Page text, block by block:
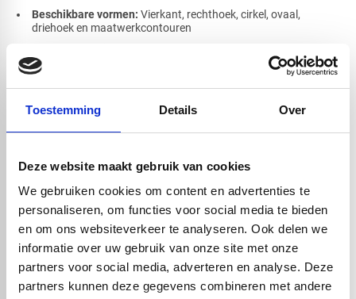
Toestemming Details Over
Deze website maakt gebruik van cookies
We gebruiken cookies om content en advertenties te
personaliseren, om functies voor social media te bieden
en om ons websiteverkeer te analyseren. Ook delen we
informatie over uw gebruik van onze site met onze
partners voor social media, adverteren en analyse. Deze
partners kunnen deze gegevens combineren met andere
Beschikbare vormen: Vierkant, rechthoek, cirkel, ovaal,
driehoek en maatwerkcontouren
mm, 20 mm, 25 mm, 30 mm, 40 mm, 50 mm, 60 mm, 70 mm, 80
mm, 100 mm
Datasheet
datasheet hmpe500_blauw.pdf
Bewerking van HMPE 500 blauw
HMPE 500 plaat blauw is uitstekend te bewerken met het juiste
gereedschap. Dankzij de thermoplastische eigenschappen kan het
materiaal eenvoudig gezaagd, gefreesd en gelast worden.
Geschikte bewerkingsmethoden:
CNC-frezen voor complexe vormen en nauwkeurige contouren
Zagen voor op maat gemaakte panelen of strips